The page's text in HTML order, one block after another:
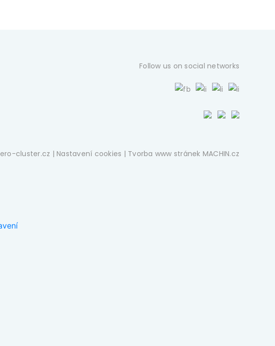
Follow us on social networks
cluster.cz | Nastavení cookies | Tvorba www stránek MACHIN.cz